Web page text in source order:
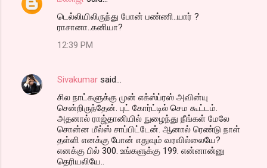
டெல்லியிலிருந்து போன் பண்ணி..யார் ?
ராசானா..கனியா?
12:39 PM
Sivakumar said…
சில நாட்களுக்கு முன் எக்ஸ்ப்ரஸ் அவின்யு
சென்றிருந்தேன். புட் கோர்ட்டில் செம கூட்டம்.
அதனால் ராஜ்தானியில் நுழைந்து நீங்கள் மேலே
சொன்ன மீல்ஸ் சாப்பிட்டேன். ஆனால் ரெண்டு நாள்
தள்ளி எனக்கு போன் எதுவும் வரவில்லையே?
எனக்கு பில் 300. உங்களுக்கு 199. என்னான்னு
தெரியலியே..